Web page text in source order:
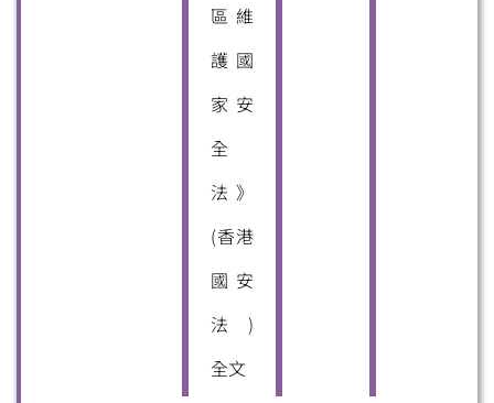
區維
護國
家安
全
法》
(香港
國安
法)
全文